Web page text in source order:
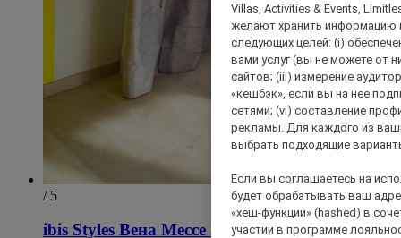
/ 5
ibis Styles Вена Мессе Пратер
Villas, Activities & Events,
желают хранить информацию
следующих целей: (i)
вами услуг (вы не можете от
сайтов; (iii) измерение
«кешбэк», если вы на нее
сетями; (vi) составление
рекламы. Для каждого из
выбрать подходящие
Если вы соглашаетесь на
будет обрабатывать ваш
«хеш-функции» (hashed) в
участии в программе